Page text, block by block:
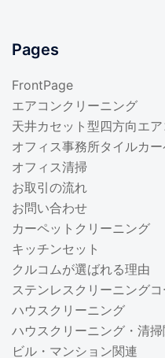
Pages
FrontPage
エアコンクリーニング
天井カセット型四方向エア
オフィス事務所タイルカ
オフィス清掃
お取引の流れ
お問い合わせ
カーペットクリーニング
キッチンセット
クルコムが選ばれる理由
ステンレスクリーニング
ハウスクリーニング
ハウスクリーニング・清掃
ビル・マンション関連